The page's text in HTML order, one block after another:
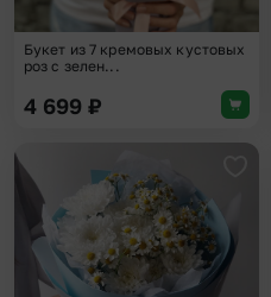
Букет из 7 кремовых кустовых
роз с зелен...
4 699 ₽